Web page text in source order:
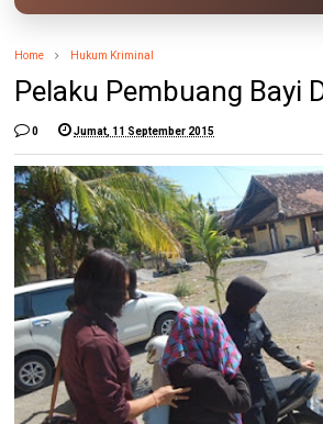
Home Hukum Kriminal
Pelaku Pembuang Bayi
0 Jumat, 11 September 2015